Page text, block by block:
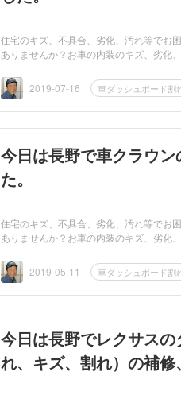
住宅のキズ、不具合、劣化、汚れ等でお
ありませんか？お車の内装のキズ、劣化
2019-07-16
車ダッシュボード割
今日は長野で車クラウ
た。
住宅のキズ、不具合、劣化、汚れ等でお
ありませんか？お車の内装のキズ、劣化
2019-05-11
車ダッシュボード割
今日は長野でレクサス
れ、キズ、割れ）の補修